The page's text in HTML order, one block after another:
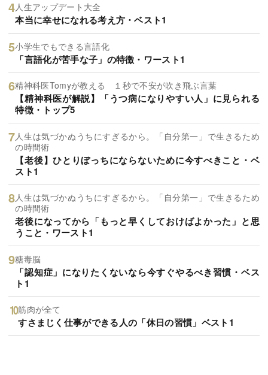
人生アップデート大全
本当に幸せになれる考え方・ベスト1
小学生でもできる言語化
「言語化が苦手な子」の特徴・ワースト1
精神科医Tomyが教える １秒で不安が吹き飛ぶ言葉
【精神科医が解説】「うつ病になりやすい人」に見られる
特徴・トップ5
人生は気づかぬうちにすぎるから。「自分第一」で生きるため
の時間術
【老後】ひとりぼっちにならないために今すべきこと・ベ
スト1
人生は気づかぬうちにすぎるから。「自分第一」で生きるため
の時間術
老後になってから「もっと早くしておけばよかった」と思
うこと・ワースト1
糖毒脳
「認知症」になりたくないなら今すぐやるべき習慣・ベス
ト1
筋肉が全て
すさまじく仕事ができる人の「休日の習慣」ベスト1